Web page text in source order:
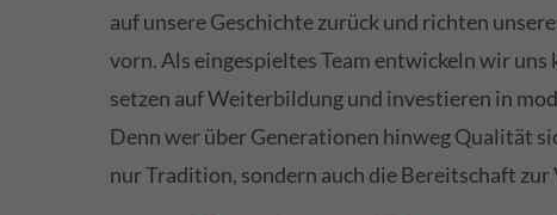
auf unsere Geschichte zurück und richten
vorn. Als eingespieltes Team entwickeln wir
setzen auf Weiterbildung und investieren in
Denn wer über Generationen hinweg Qualität
nur Tradition, sondern auch die Bereitschaft zur